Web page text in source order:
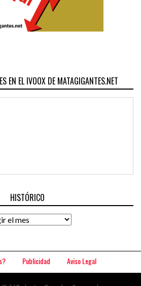
EN EL IVOOX DE MATAGIGANTES.NET
HISTÓRICO
Publicidad Aviso Legal